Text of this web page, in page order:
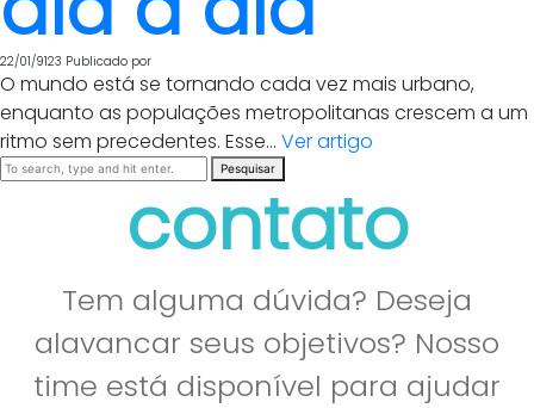
22/01/9123 Publicado por
O mundo está se tornando cada vez mais urbano,
enquanto as populações metropolitanas crescem a um
ritmo sem precedentes. Esse... Ver artigo
Pesquisar
contato
Tem alguma dúvida? Deseja
alavancar seus objetivos? Nosso
time está disponível para ajudar